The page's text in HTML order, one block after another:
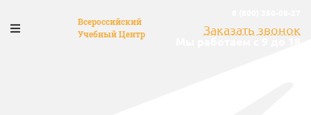
Всероссийский
Учебный Центр
Заказать звонок